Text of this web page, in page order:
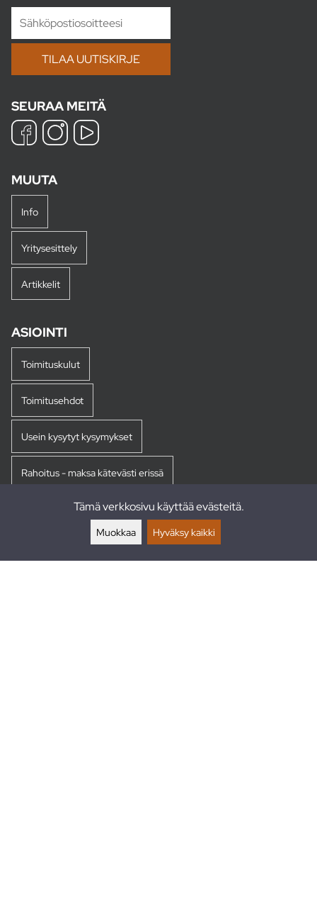
SEURAA MEITÄ
MUUTA
Info
Yritysesittely
Artikkelit
ASIOINTI
Toimituskulut
Toimitusehdot
Usein kysytyt kysymykset
Rahoitus - maksa kätevästi erissä
Tämä verkkosivu käyttää evästeitä.
Muokkaa Hyväksy kaikki